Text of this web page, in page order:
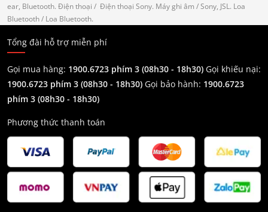
ear, Bluetooth. Điện thoại / Điện thoại Sony. Máy ghi âm / Sony, JSL. Loa
Bluetooth/ Loa Bluetooth.
Tổng đài hỗ trợ miễn phí
Gọi mua hàng: 1900.6723 phím 3 (08h30 - 18h30) Gọi khiếu nại:
1900.6723 phím 3 (08h30 - 18h30) Gọi bảo hành: 1900.6723
phím 3 (08h30 - 18h30)
Phương thức thanh toán